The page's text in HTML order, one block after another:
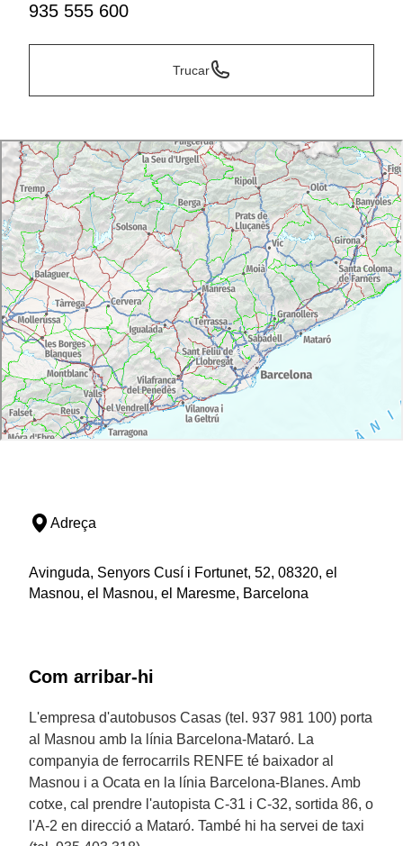
935 555 600
Trucar
Adreça
Avinguda, Senyors Cusí i Fortunet, 52, 08320, el
Masnou, el Masnou, el Maresme, Barcelona
Com arribar-hi
L'empresa d'autobusos Casas (tel. 937 981 100) porta
al Masnou amb la línia Barcelona-Mataró. La
companyia de ferrocarrils RENFE té baixador al
Masnou i a Ocata en la línia Barcelona-Blanes. Amb
cotxe, cal prendre l'autopista C-31 i C-32, sortida 86, o
l'A-2 en direcció a Mataró. També hi ha servei de taxi